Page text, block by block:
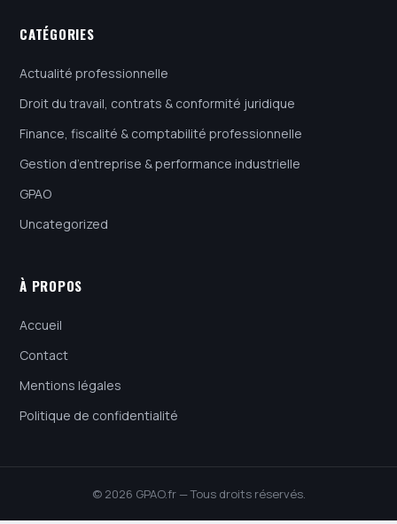
CATÉGORIES
Actualité professionnelle
Droit du travail, contrats & conformité juridique
Finance, fiscalité & comptabilité professionnelle
Gestion d’entreprise & performance industrielle
GPAO
Uncategorized
À PROPOS
Accueil
Contact
Mentions légales
Politique de confidentialité
© 2026 GPAO.fr — Tous droits réservés.